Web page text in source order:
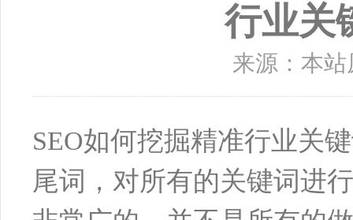
行业关
来源：本站
SEO如何挖掘精准行业关
尾词，对所有的关键词进